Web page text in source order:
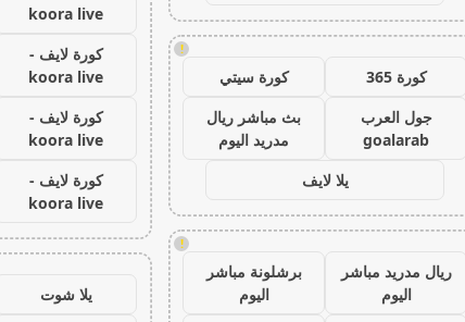
!
كورة 365
كورة سيتي
جول العرب
goalarab
بث مباشر ريال
مدريد اليوم
يلا لايف
!
ريال مدريد مباشر
اليوم
برشلونة مباشر
اليوم
koora live
كورة لايف -
koora live
كورة لايف -
koora live
كورة لايف -
koora live
يلا شوت